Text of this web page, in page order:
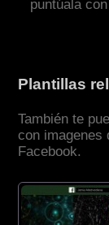
puntúala
Plantillas
También te
con imagenes
Facebook.